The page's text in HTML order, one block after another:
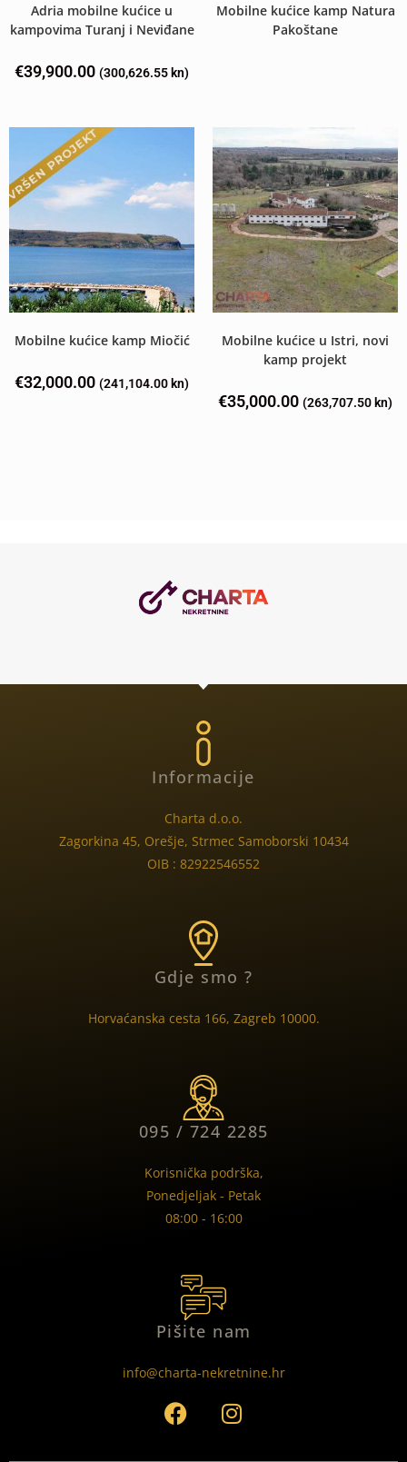
Adria mobilne kućice u
kampovima Turanj i Neviđane
€39,900.00 (300,626.55 kn)
Mobilne kućice kamp Natura
Pakoštane
Mobilne kućice kamp Miočić
€32,000.00 (241,104.00 kn)
Mobilne kućice u Istri, novi
kamp projekt
€35,000.00 (263,707.50 kn)
Informacije
Charta d.o.o.
Zagorkina 45, Orešje, Strmec Samoborski 10434
OIB : 82922546552
Gdje smo ?
Horvaćanska cesta 166, Zagreb 10000.
095 / 724 2285
Korisnička podrška,
Ponedjeljak - Petak
08:00 - 16:00
Pišite nam
info@charta-nekretnine.hr